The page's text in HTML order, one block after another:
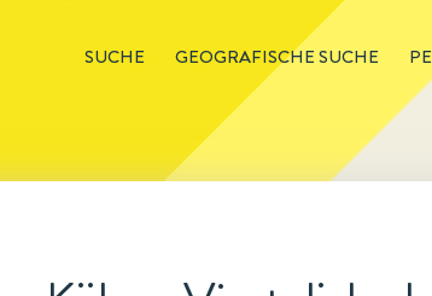
SUCHE GEOGRAFISCHE SUCHE